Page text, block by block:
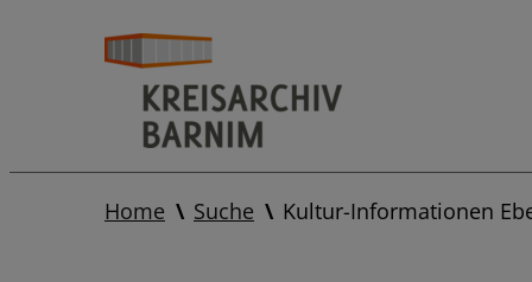
Home Suche Kultur-Informationen